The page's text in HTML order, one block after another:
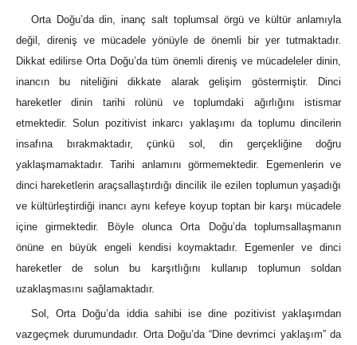
Orta Doğu’da din, inanç salt toplumsal örgü ve kültür anlamıyla
değil, direniş ve mücadele yönüyle de önemli bir yer tutmaktadır.
Dikkat edilirse Orta Doğu’da tüm önemli direniş ve mücadeleler dinin,
inancın bu niteliğini dikkate alarak gelişim göstermiştir. Dinci
hareketler dinin tarihi rolünü ve toplumdaki ağırlığını istismar
etmektedir. Solun pozitivist inkarcı yaklaşımı da toplumu dincilerin
insafına bırakmaktadır, çünkü sol, din gerçekliğine doğru
yaklaşmamaktadır. Tarihi anlamını görmemektedir. Egemenlerin ve
dinci hareketlerin araçsallaştırdığı dincilik ile ezilen toplumun yaşadığı
ve kültürleştirdiği inancı aynı kefeye koyup toptan bir karşı mücadele
içine girmektedir. Böyle olunca Orta Doğu’da toplumsallaşmanın
önüne en büyük engeli kendisi koymaktadır. Egemenler ve dinci
hareketler de solun bu karşıtlığını kullanıp toplumun soldan
uzaklaşmasını sağlamaktadır.
Sol, Orta Doğu’da iddia sahibi ise dine pozitivist yaklaşımdan
vazgeçmek durumundadır. Orta Doğu’da “Dine devrimci yaklaşım” da